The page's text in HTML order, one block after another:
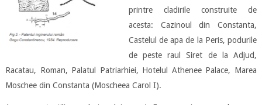
printre cladirile construite de
acesta: Cazinoul din Constanta,
Castelul de apa de la Peris, podurile
de peste raul Siret de la Adjud,
Racatau, Roman, Palatul Patriarhiei, Hotelul Athenee Palace, Marea
Moschee din Constanta (Moscheea Carol I).